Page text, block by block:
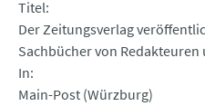
Titel
Der Zeitungsverlag
Sachbücher von
In
Main-Post (Würzburg)